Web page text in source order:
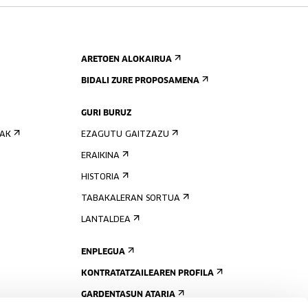
ARETOEN ALOKAIRUA
BIDALI ZURE PROPOSAMENA
GURI BURUZ
EZAGUTU GAITZAZU
ERAIKINA
HISTORIA
TABAKALERAN SORTUA
LANTALDEA
ENPLEGUA
KONTRATATZAILEAREN PROFILA
GARDENTASUN ATARIA